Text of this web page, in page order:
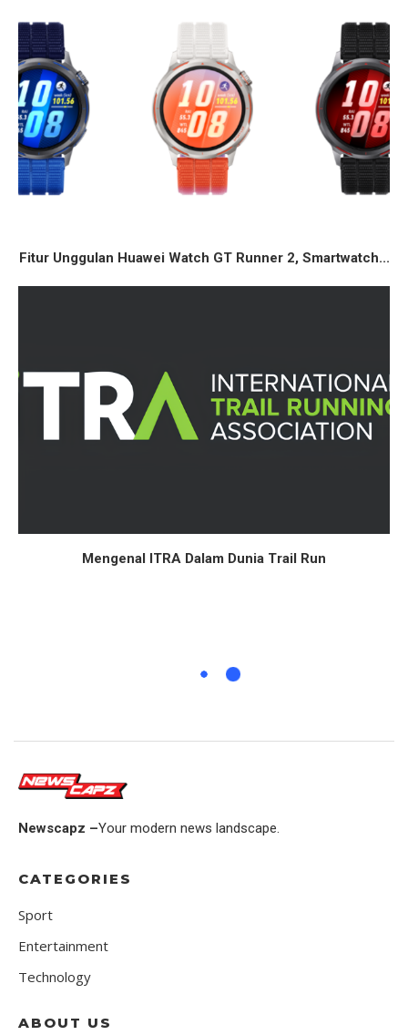
Fitur Unggulan Huawei Watch GT Runner 2, Smartwatch...
Mengenal ITRA Dalam Dunia Trail Run
Newscapz –Your modern news landscape.
CATEGORIES
Sport
Entertainment
Technology
ABOUT US